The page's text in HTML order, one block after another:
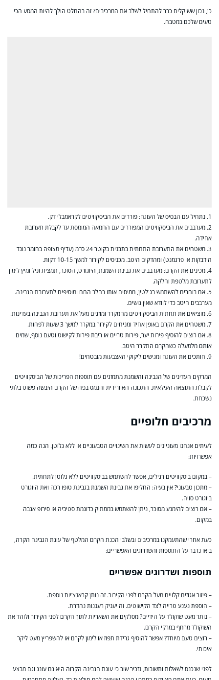
כן, נכון ששוקלים כבר להתחיל לשלב את המרכיבים? זה בהחלט הולך להיות המסע הכי
טעים שלכם במטבח.
1. נתחיל עם הבסיס של העוגה: פוררים את הביסקוויטים לקראמבלי דק.
2. מערבבים את הביסקוויטים המפוררים עם החמאה המומסת עד לקבלת תערובת
אחידה.
3. משטחים את התערובת התחתית בתבנית בקוטר 24 ס"מ (עדיף מצופה בחומר נוגד
הידבקות או פרגמנט) ומהדקים היטב. מכניסים לקירור למשך 10-15 דקות.
4. מכינים את הקרם: מערבבים את גבינת השמנת, היוגורט, הסוכר, תמצית וניל ומיץ לימון
לתערובת מלטפת וחלקה.
5. אם בוחרים להשתמש בג'לטין, ממיסים אותו בחלב החם ומוסיפים לתערובת הגבינה.
מערבבים היטב כדי לוודא שאין גושים.
6. מוציאים את תחתית הביסקוויטים מהמקרר ומוזגים מעל את תערובת הגבינה בעדינות.
7. משטחים את הקרם באופן אחיד ומניחים לקירור במקרר למשך 3 שעות לפחות.
8. אם רוצים להוסיף פירות יער, פירות טריים או ריבת פירות לקישוט וטעם נוסף, שמים
אותם מלמעלה כשהקרם התקרר היטב.
9. חותכים את העוגה ומגישים ליקוקי האצבעות מובטחים!
המרקים העדינים של הגבינה והשמנת מתמזגים עם תוספות הפריכות של הביסקוויטים
לקבלת התוצאה העילאית. התכונה האוורירית והנמס בפה של הקרם היבשה פשוט בלתי
נשכחת.
מרכיבים חלופיים
לעיתים אנחנו מעוניינים לעשות את השינויים הטבעוניים או ללא גלוטן. הנה כמה
אפשרויות:
– במקום ביסקוויטים רגילים, אפשר להשתמש בביסקוויטים ללא גלוטן לתחתית.
– מתכון טבעוני? אין בעיה: החליפו את גבינת השמנת בגבינת טופו רכה ואת היוגורט
ביוגורט סויה.
– אם רוצים להימנע מסוכר, ניתן להשתמש בממתיק כדוגמת סטיביה או סירופ אגבה
במקום.
כעת אחרי שהתעמקנו במרכיבים ובשלבי הכנת הקרם המלטף של עוגת הגבינה הקרה,
בואו נדבר על התוספות והשדרוגים האפשריים:
תוספות ושדרוגים אפשריים
– פיזור אגוזים קלויים מעל הקרם לפני הקירור. זה נותן קראנצ’יות נוספת.
– הוספת נענע טרייה לצד הקישוטים. זה יעניק רעננות נהדרת.
– נותר מעט שוקולד על הידיים? מסלקים את השאריות לתוך הקרם לפני הקירור ולוהד את
השוקולד מרחף במרקי הקרם.
– רוצים טעם מיוחד? אפשר להוסיף גרידת תפוז או לימון לקרם או להשפריץ מעט ליקר
איכותי.
לפני שנכנס לשאלות ותשובות, נזכיר שוב כי עוגת הגבינה הקרוה היא גם עונג וגם מבצע